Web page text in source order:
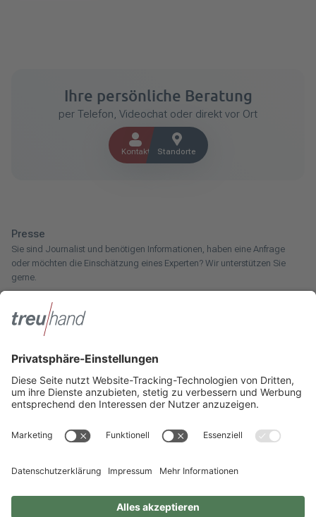
Ihre persönliche Beratung
per Telefon, Videochat oder direkt vor Ort
Kontakt Standorte
Presse
Sie sind Journalist und benötigen Informationen, haben eine Anfrage
oder möchten die Einschätzung eines Experten? Wir unterstützen Sie
gerne.
Innotax
forstwirtschaftlichen Betrieb oder kommen aus dem Handwerk und
suchen einen Steuerberater? Bei der Innotax bieten wir Ihnen individuelle
Beratung für jede Lebensphase.
Die Innotax kennenlernen
Social Media
Sie uns einfach auf unseren Social-Media-Kanälen.